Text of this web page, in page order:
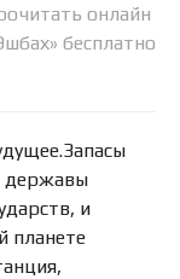
онлайн
бесплатно
державы
и
планете